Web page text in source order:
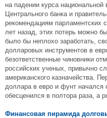
на падении курса
Центрального банка и
рекомендациям парламентских
лет назад, этих потерь можно
было бы неплохо заработать,
долларовых инструментов в
безответственные чиновники
российских ученых, привычно
американского казначейства.
доллара в евро и фунт начался
обесценился в полтора раза, а
Финансовая пирамида